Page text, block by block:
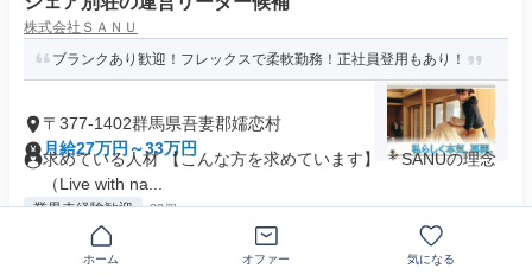
株式会社ＳＡＮＵ
ブランクあり歓迎！フレックスで柔軟勤務！正社員登用もあり！
〒377-1402群馬県吾妻郡嬬恋村
月給27万円～33万円
求めている人材 【こんな方を求めています】 ＊SANUの理念
（Live with na...
業界未経験歓迎 +22個
ホーム オファー 気になる